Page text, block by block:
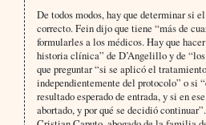
De todos modos, hay que determinar si
correcto. Fein dijo que tiene “más de
formularles a los médicos. Hay que
historia clínica” de D’Angelillo y de
que preguntar “si se aplicó el
independientemente del protocolo” o si
resultado esperado de entrada, y si en
abortado, y por qué se decidió continuar”.